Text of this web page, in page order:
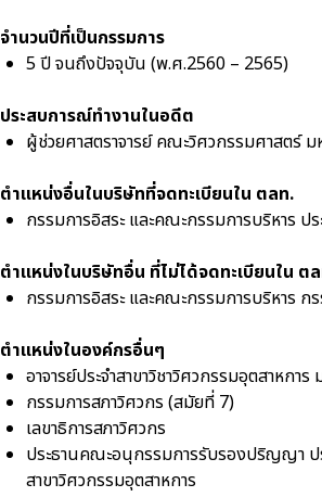
จำนวนปีที่เป็นกรรมการ
5 ปี จนถึงปัจจุบัน (พ.ศ.2560 – 2565)
ประสบการณ์ทำงานในอดีต
ผู้ช่วยศาสตราจารย์ คณะวิศวกรรมศาสตร์ ม
ตำแหน่งอื่นในบริษัทที่จดทะเบียนใน ตลท.
กรรมการอิสระ และคณะกรรมการบริหาร
ตำแหน่งในบริษัทอื่น ที่ไม่ได้จดทะเบียนใน ต
กรรมการอิสระ และคณะกรรมการบริหาร ก
ตำแหน่งในองค์กรอื่นๆ
อาจารย์ประจำสาขาวิชาวิศวกรรมอุตสาหกา
กรรมการสภาวิศวกร (สมัยที่ 7)
เลขาธิการสภาวิศวกร
ประธานคณะอนุกรรมการรับรองปริญญา
สาขาวิศวกรรมอุตสาหการ